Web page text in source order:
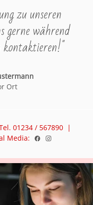
zu unseren
gerne während
kontaktieren!"
Ort
01234 / 567890 |
Media: